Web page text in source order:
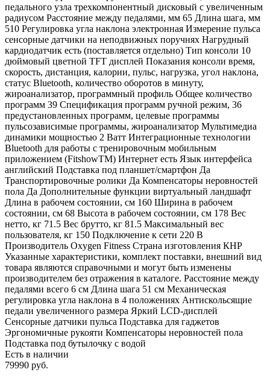
педального узла трехкомпонентный дисковый с увеличенным
радиусом Расстояние между педалями, мм 65 Длина шага, мм
510 Регулировка угла наклона электронная Измерение пульса
сенсорные датчики на неподвижных поручнях Нагрудный
кардиодатчик есть (поставляется отдельно) Тип консоли 10
дюймовый цветной TFT дисплей Показания консоли время,
скорость, дистанция, калории, пульс, нагрузка, угол наклона,
статус Bluetooth, количество оборотов в минуту,
жироанализатор, программный профиль Общее количество
программ 39 Спецификация программ ручной режим, 36
предустановленных программ, целевые программы
пульсозависимые программы, жироанализатор Мультимедиа
динамики мощностью 2 Ватт Интеграционные технологии
Bluetooth для работы с тренировочным мобильным
приложением (FitshowTM) Интернет есть Язык интерфейса
английский Подставка под планшет/смартфон Да
Транспортировочные ролики Да Компенсаторы неровностей
пола Да Дополнительные функции виртуальный ландшафт
Длина в рабочем состоянии, см 160 Ширина в рабочем
состоянии, см 68 Высота в рабочем состоянии, см 178 Вес
нетто, кг 71.5 Вес брутто, кг 81.5 Максимальный вес
пользователя, кг 150 Подключение к сети 220 В
Производитель Oxygen Fitness Страна изготовления КНР
Указанные характеристики, комплект поставки, внешний вид
товара являются справочными и могут быть изменены
производителем без отражения в каталоге. Расстояние между
педалями всего 6 см Длина шага 51 см Механическая
регулировка угла наклона в 4 положениях Антискольсящие
педали увеличенного размера Яркий LCD-дисплей
Сенсорные датчики пульса Подставка для гаджетов
Эргономичные рукояти Компенсаторы неровностей пола
Подставка под бутылочку с водой
Есть в наличии
79990 руб.